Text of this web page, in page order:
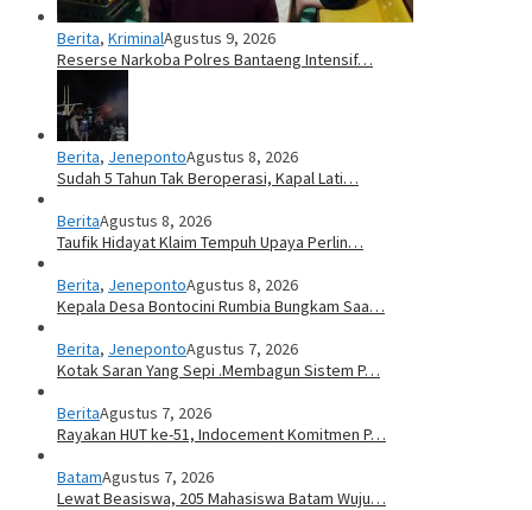
Berita, KriminalAgustus 9, 2026
Reserse Narkoba Polres Bantaeng Intensif…
Berita, JenepontoAgustus 8, 2026
Sudah 5 Tahun Tak Beroperasi, Kapal Lati…
BeritaAgustus 8, 2026
Taufik Hidayat Klaim Tempuh Upaya Perlin…
Berita, JenepontoAgustus 8, 2026
Kepala Desa Bontocini Rumbia Bungkam Saa…
Berita, JenepontoAgustus 7, 2026
Kotak Saran Yang Sepi .Membagun Sistem P…
BeritaAgustus 7, 2026
Rayakan HUT ke-51, Indocement Komitmen P…
BatamAgustus 7, 2026
Lewat Beasiswa, 205 Mahasiswa Batam Wuju…